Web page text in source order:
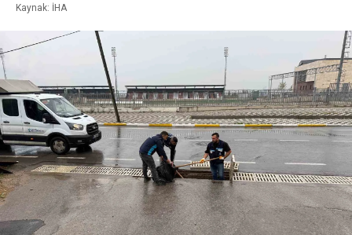
Kaynak: İHA